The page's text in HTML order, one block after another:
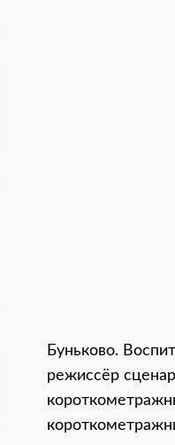
Буньково.
режиссёр